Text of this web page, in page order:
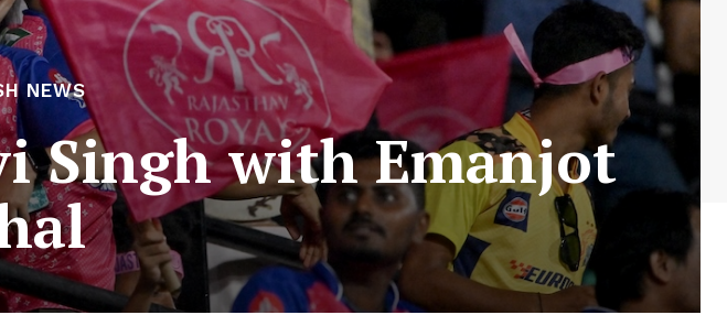
NEWS
Singh with Emanjot